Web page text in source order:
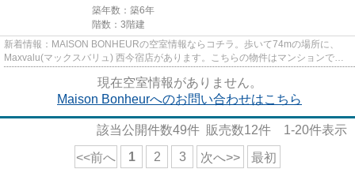
築年数：築6年
階数：3階建
新着情報：MAISON BONHEURの空室情報ならコチラ。歩いて74mの場所に、
Maxvalu(マックスバリュ) 西今宿店があります。こちらの物件はマンションで
す。駅までのアクセスが良い、徒歩12分...
現在空室情報がありません。
Maison Bonheurへのお問い合わせはこちら
該当公開件数49件 販売数12件 1-20件表示
<<前へ 1 2 3 次へ>> 最初